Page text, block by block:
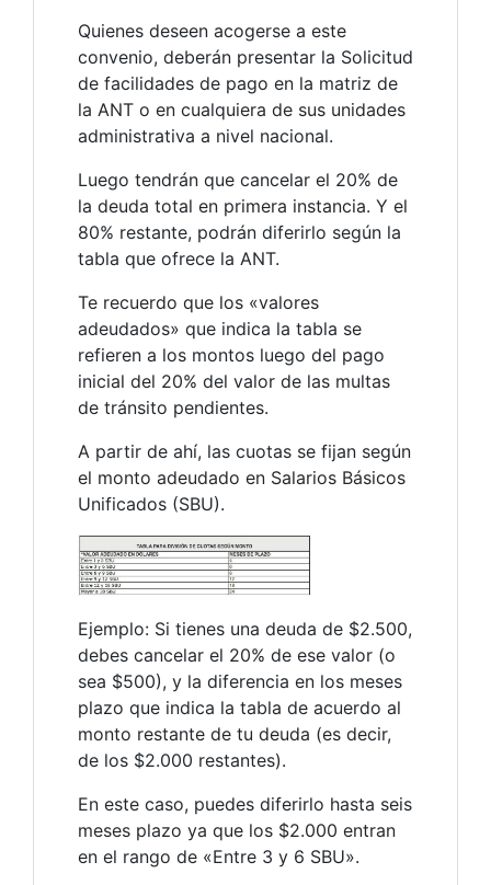
Quienes deseen acogerse a este
convenio, deberán presentar la Solicitud
de facilidades de pago en la matriz de
la ANT o en cualquiera de sus unidades
administrativa a nivel nacional.
Luego tendrán que cancelar el 20% de
la deuda total en primera instancia. Y el
80% restante, podrán diferirlo según la
tabla que ofrece la ANT.
Te recuerdo que los «valores
adeudados» que indica la tabla se
refieren a los montos luego del pago
inicial del 20% del valor de las multas
de tránsito pendientes.
A partir de ahí, las cuotas se fijan según
el monto adeudado en Salarios Básicos
Unificados (SBU).
Ejemplo: Si tienes una deuda de $2.500,
debes cancelar el 20% de ese valor (o
sea $500), y la diferencia en los meses
plazo que indica la tabla de acuerdo al
monto restante de tu deuda (es decir,
de los $2.000 restantes).
En este caso, puedes diferirlo hasta seis
meses plazo ya que los $2.000 entran
en el rango de «Entre 3 y 6 SBU».